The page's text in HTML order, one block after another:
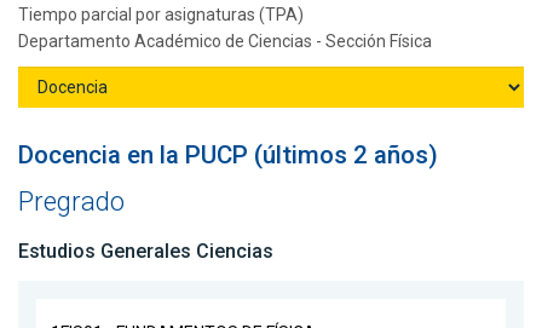
Tiempo parcial por asignaturas (TPA)
Departamento Académico de Ciencias - Sección Física
Docencia en la PUCP (últimos 2 años)
Pregrado
Estudios Generales Ciencias